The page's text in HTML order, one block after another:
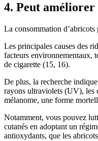
4. Peut améliorer
La consommation
Les principales causes des
facteurs environnementaux,
de cigarette (15, 16).
De plus, la recherche
rayons ultraviolets (UV), les
mélanome, une forme
Notamment, vous pouvez
cutanés en adoptant un
antioxydants, que les